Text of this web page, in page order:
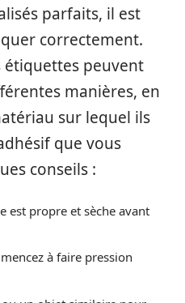
parfaits, il est
correctement.
étiquettes peuvent
manières, en
sur lequel ils
que vous
conseils :
est propre et sèche avant
à faire pression